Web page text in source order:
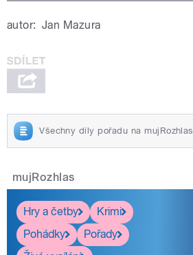
autor: Jan Mazura
Všechny díly pořadu na mujRozhlas
mujRozhlas
Hry a četby
Krimi
Pohádky
Pořady